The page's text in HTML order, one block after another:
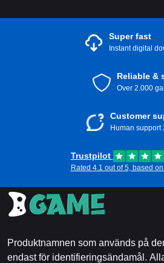
Super fast
Instant digital
Reliable &
Over 2.000
Customer
Human support
Trustpilot
Rated 4.1 out of 5, based
Produktnamnen som används på
endast för identifieringsändamål.